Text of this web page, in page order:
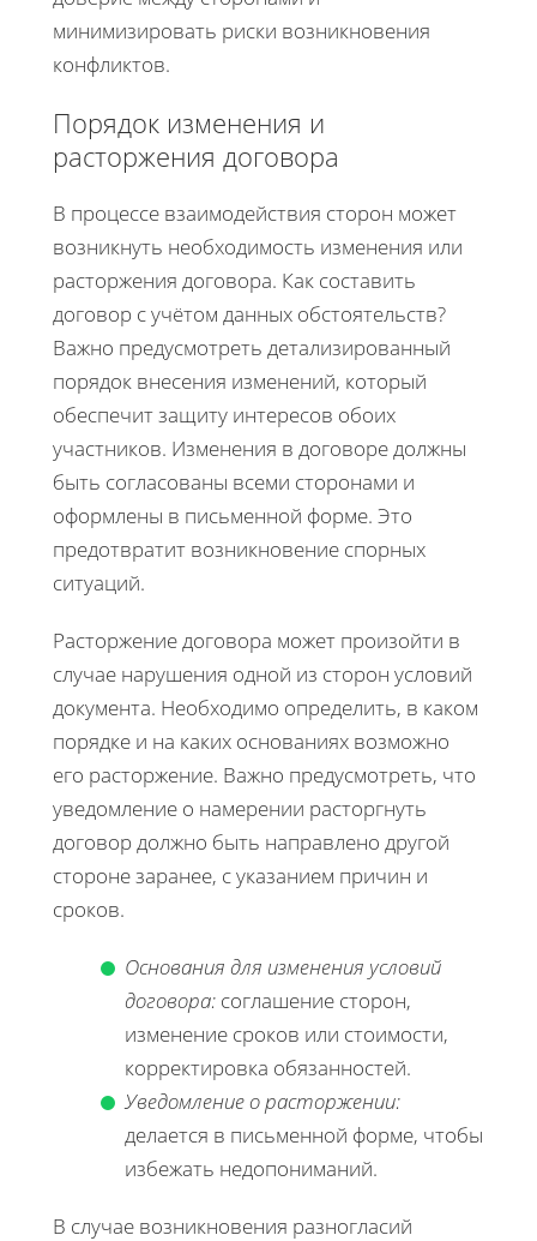
минимизировать риски возникновения
конфликтов.
Порядок изменения и
расторжения договора
В процессе взаимодействия сторон может
возникнуть необходимость изменения или
расторжения договора. Как составить
договор с учётом данных обстоятельств?
Важно предусмотреть детализированный
порядок внесения изменений, который
обеспечит защиту интересов обоих
участников. Изменения в договоре должны
быть согласованы всеми сторонами и
оформлены в письменной форме. Это
предотвратит возникновение спорных
ситуаций.
Расторжение договора может произойти в
случае нарушения одной из сторон условий
документа. Необходимо определить, в каком
порядке и на каких основаниях возможно
его расторжение. Важно предусмотреть, что
уведомление о намерении расторгнуть
договор должно быть направлено другой
стороне заранее, с указанием причин и
сроков.
Основания для изменения условий
договора: соглашение сторон,
изменение сроков или стоимости,
корректировка обязанностей.
Уведомление о расторжении:
делается в письменной форме, чтобы
избежать недопониманий.
В случае возникновения разногласий